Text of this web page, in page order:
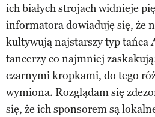
ich białych strojach widnieje
informatora dowiaduję się, że
kultywują najstarszy typ tańca
tancerzy co najmniej
czarnymi kropkami, do tego
wymiona. Rozglądam się
się, że ich sponsorem są